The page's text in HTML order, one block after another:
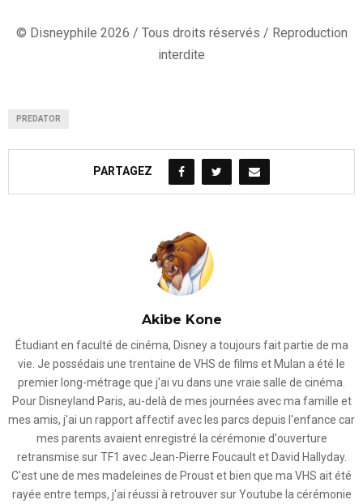
© Disneyphile 2026 / Tous droits réservés / Reproduction
interdite
PREDATOR
PARTAGEZ
Akibe Kone
Étudiant en faculté de cinéma, Disney a toujours fait partie de ma
vie. Je possédais une trentaine de VHS de films et Mulan a été le
premier long-métrage que j'ai vu dans une vraie salle de cinéma.
Pour Disneyland Paris, au-delà de mes journées avec ma famille et
mes amis, j'ai un rapport affectif avec les parcs depuis l'enfance car
mes parents avaient enregistré la cérémonie d'ouverture
retransmise sur TF1 avec Jean-Pierre Foucault et David Hallyday.
C'est une de mes madeleines de Proust et bien que ma VHS ait été
rayée entre temps, j'ai réussi à retrouver sur Youtube la cérémonie